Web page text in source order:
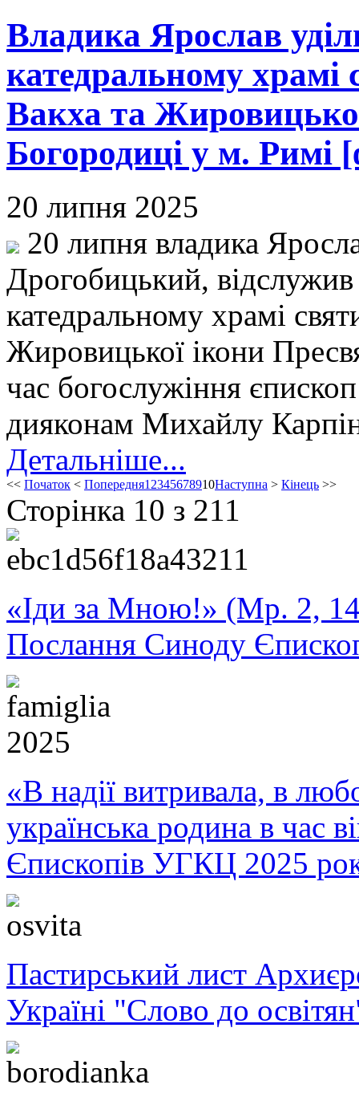
Владика Ярослав
катедральному храмі
Вакха та
Богородиці у м. Римі
20 липня 2025
20 липня владика
Дрогобицький,
катедральному храмі
Жировицької ікони
час богослужіння
дияконам Михайлу
Детальніше...
<< Початок < Попередня1 2345678910Наступна > Кінець >>
Сторінка 10 з 211
«Іди за Мною!» (Мр. 2,
Послання Синоду
«В надії витривала, в
українська родина в час
Єпископів УГКЦ 2025
Пастирський лист
Україні "Слово до